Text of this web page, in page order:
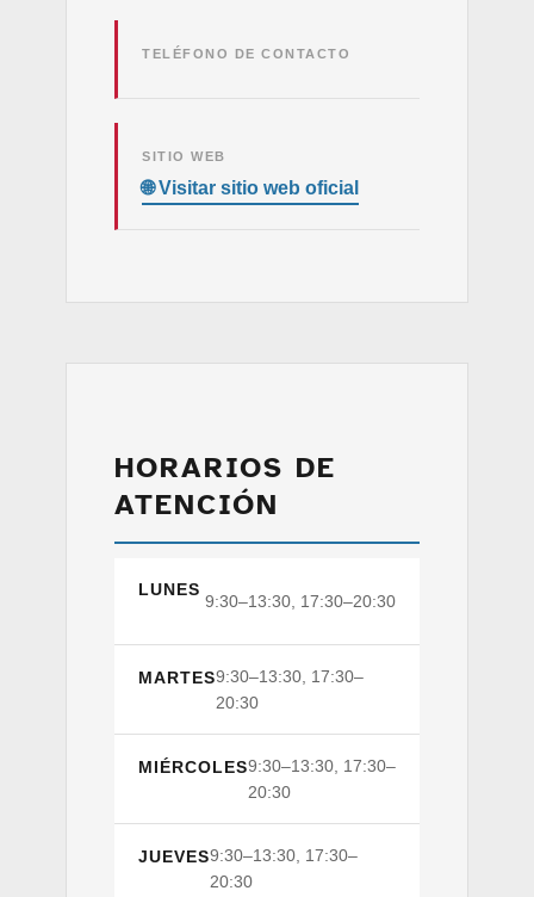
TELÉFONO DE CONTACTO
SITIO WEB
HORARIOS DE
ATENCIÓN
LUNES
9:30–13:30, 17:30–20:30
MARTES9:30–13:30, 17:30–
20:30
MIÉRCOLES9:30–13:30, 17:30–
20:30
JUEVES9:30–13:30, 17:30–
20:30